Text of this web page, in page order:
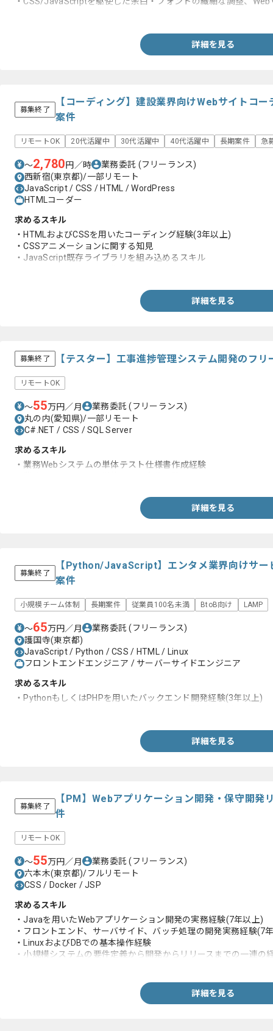
詳細を見る
募集終了
【コーディング】建設業界向けWebサイトコ
案件
リモートOK 20代活躍中 30代活躍中 40代活躍中 長期案件 急
〜2,780円／時 業務委託 (フリーランス)
西新宿(東京都)/一部リモート
JavaScript / CSS / HTML / WordPress
HTMLコーダー
求めるスキル
・HTMLおよびCSSを用いたコーディング経験(3年以上)
・CSSアニメーションに関する知見
・JavaScript既存ライブラリを組み込めるスキル
詳細を見る
募集終了 【テスター】工事進捗管理システム開発のフ
リモートOK
〜55万円／月 業務委託(フリーランス)
丸の内(愛知県)/一部リモート
C#.NET / CSS / SQL Server
求めるスキル
・業務Webシステムの単体テスト仕様書作成経験
詳細を見る
募集終了
【Python/JavaScript】エンタメ業界向けサー
案件
小規模チーム体制 長期案件 従業員100名未満 BtoB向け LAMP
〜65万円／月 業務委託(フリーランス)
護国寺(東京都)
JavaScript / Python / CSS / HTML / Linux
フロントエンドエンジニア / サーバーサイドエンジニア
求めるスキル
・PythonもしくはPHPを用いたバックエンド開発経験(3年以上)
詳細を見る
募集終了
【PM】Webアプリケーション開発・保守開発
件
リモートOK
〜55万円／月 業務委託(フリーランス)
六本木(東京都)/フルリモート
CSS / Docker / JSP
求めるスキル
・Javaを用いたWebアプリケーション開発の実務経験(7年以上)
・フロントエンド、サーバサイド、バッチ処理の開発実務経験(7
・LinuxおよびDBでの基本操作経験
・小規模システムの要件定義から開発からリリースまでの一連の
・システム要件定義などの折衝や要件調整の実務経験
詳細を見る